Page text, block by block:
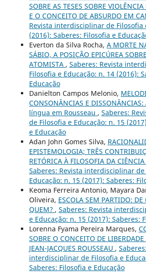
SOBRE AS TESES SOBRE
E O CONCEITO DE ABSURDO EM
Revista interdisciplinar de Filosofia
(2016): Saberes: Filosofia e
Everton da Silva Rocha, A MORTE
SÁBIO, A POSIÇÃO EPICÚREA
ATOMISTA , Saberes: Revista
Filosofia e Educação: n. 14 (2016):
Educação
Danielton Campos Melonio,
CONSONÂNCIAS E
língua em Rousseau , Saberes:
de Filosofia e Educação: n. 15
e Educação
Adan John Gomes Silva,
EPISTEMOLOGIA; TRÊS
RETÓRICA À FILOSOFIA DA
Saberes: Revista interdisciplinar de
Educação: n. 15 (2017): Saberes:
Keoma Ferreira Antonio, Mayara
Oliveira, ESCOLA SEM PARTIDO:
QUEM? , Saberes: Revista
e Educação: n. 15 (2017): Saberes:
Lorenna Fyama Pereira Marques,
SOBRE O CONCEITO DE
JEAN-JACQUES ROUSSEAU ,
interdisciplinar de Filosofia e
Saberes: Filosofia e Educação